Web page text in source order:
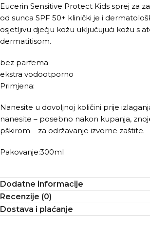
Eucerin Sensitive Protect Kids sprej za
od sunca SPF 50+ klinički je i
osjetljivu dječju kožu uključujući kožu s
dermatitisom.
bez parfema
ekstra vodootporno
Primjena:
Nanesite u dovoljnoj količini prije
nanesite – posebno nakon kupanja,
pškirom – za održavanje izvorne zaštite.
Pakovanje:300ml
Dodatne informacije
Recenzije (0)
Dostava i plaćanje